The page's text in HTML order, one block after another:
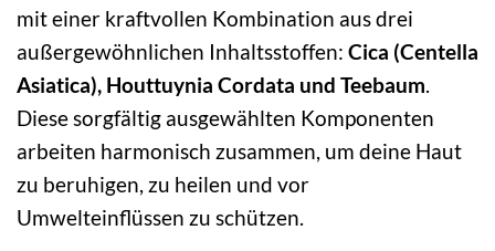
mit einer kraftvollen Kombination aus drei
außergewöhnlichen Inhaltsstoffen: Cica (Centella
Asiatica), Houttuynia Cordata und Teebaum.
Diese sorgfältig ausgewählten Komponenten
arbeiten harmonisch zusammen, um deine Haut
zu beruhigen, zu heilen und vor
Umwelteinflüssen zu schützen.